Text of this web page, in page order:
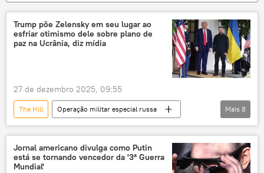
Trump põe Zelensky em seu lugar ao
esfriar otimismo dele sobre plano de
paz na Ucrânia, diz mídia
27 de dezembro 2025, 09:55
The Hill
Operação militar especial russa
Rússia
Vladimir Zelensky
Donald Trump
Sergei Ryabkov
Zaporozhie
Estados Unidos
Mais 8
Jornal americano divulga como Putin
está se tornando vencedor da '3ª Guerra
Mundial'